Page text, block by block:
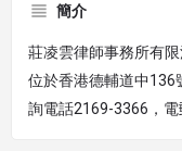
簡介
莊凌雲律師事務所有限
位於香港德輔道中136
詢電話2169-3366，電